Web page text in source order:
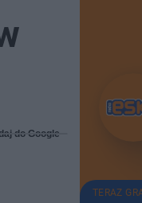
do Google
TERAZ